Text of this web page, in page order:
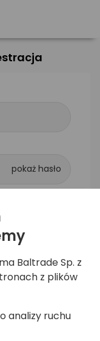
Baltrade Sp. z
z plików
analizy ruchu